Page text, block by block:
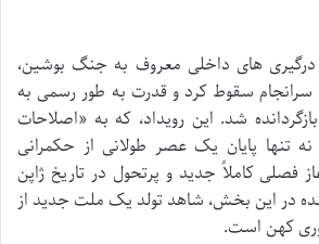
پس از درگیری های داخلی معروف به جنگ بوشین،
سرانجام سقوط کرد و قدرت به طور رسمی به
شد. این رویداد، که به «اصلاحات
تنها پایان یک عصر طولانی از حکمرانی
فصلی کاملاً جدید و پرتحول در تاریخ ژاپن
در این بخش، شاهد تولد یک ملت جدید از
کهن است.